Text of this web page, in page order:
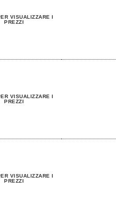
VISUALIZZARE I
PREZZI
VISUALIZZARE I
PREZZI
VISUALIZZARE I
PREZZI